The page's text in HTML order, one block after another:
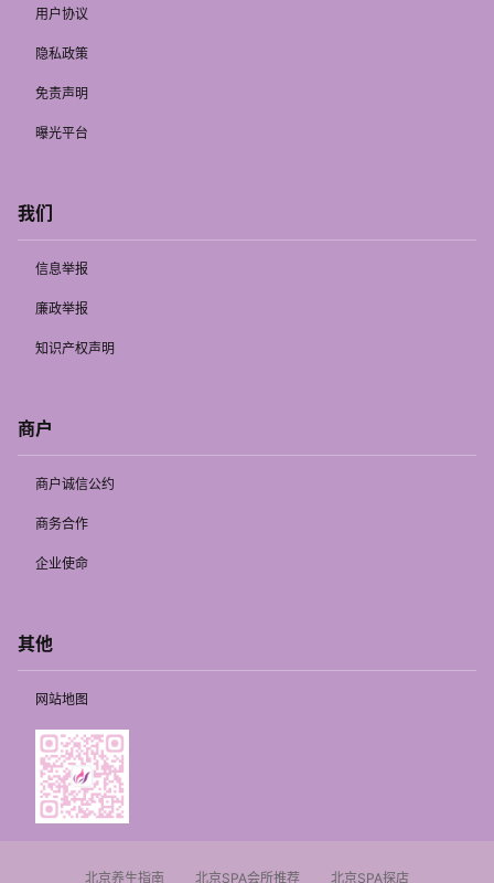
用户协议
隐私政策
免责声明
曝光平台
我们
信息举报
廉政举报
知识产权声明
商户
商户诚信公约
商务合作
企业使命
其他
网站地图
北京养生指南 北京SPA会所推荐 北京SPA探店